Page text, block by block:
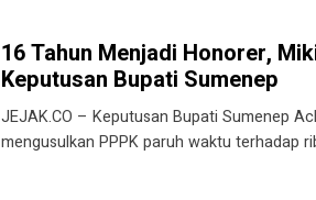
16 Tahun Menjadi Honorer,
Keputusan Bupati Sumenep
JEJAK.CO – Keputusan Bupati Sumenep
mengusulkan PPPK paruh waktu terhadap